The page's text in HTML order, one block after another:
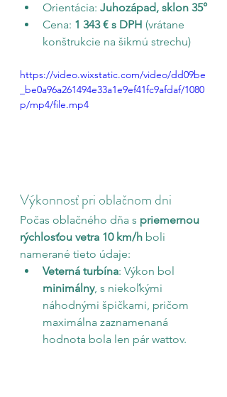
Orientácia: Juhozápad, sklon 35°
Cena: 1 343 € s DPH (vrátane
konštrukcie na šikmú strechu)
https://video.wixstatic.com/video/dd09be
_be0a96a261494e33a1e9ef41fc9afdaf/1080
p/mp4/file.mp4
Výkonnosť pri oblačnom dni
Počas oblačného dňa s priemernou
rýchlosťou vetra 10 km/h boli
namerané tieto údaje:
Veterná turbína: Výkon bol
minimálny, s niekoľkými
náhodnými špičkami, pričom
maximálna zaznamenaná
hodnota bola len pár wattov.